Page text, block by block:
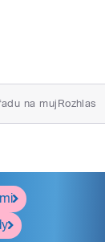
na mujRozhlas